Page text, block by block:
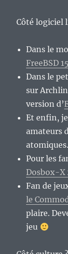
Côté logiciel
Dans le
FreeBSD
Dans le
sur
version d’
Et enfin,
amateurs
atomiques.
Pour les
Dosbox-X
Fan de
le
plaire.
jeu